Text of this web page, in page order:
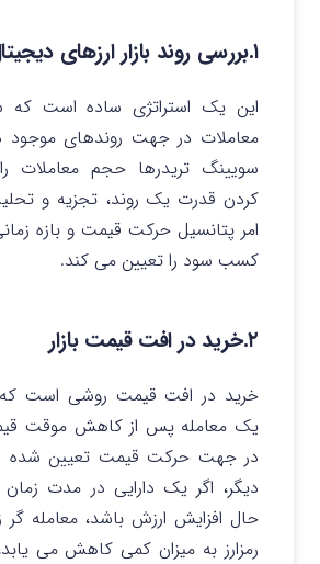
۱.بررسی روند بازار ارزهای دیجیتال
این یک استراتژی ساده است که
معاملات در جهت روندهای موجود
سویینگ تریدرها حجم معاملات
کردن قدرت یک روند، تجزیه و
امر پتانسیل حرکت قیمت و بازه
کسب سود را تعیین می‌ کند.
۲.خرید در افت قیمت بازار
خرید در افت قیمت روشی است
یک معامله پس از کاهش موقت
در جهت حرکت قیمت تعیین شده
دیگر، اگر یک دارایی در مدت
حال افزایش ارزش باشد، معامله‌
رمزارز به میزان کمی کاهش می‌